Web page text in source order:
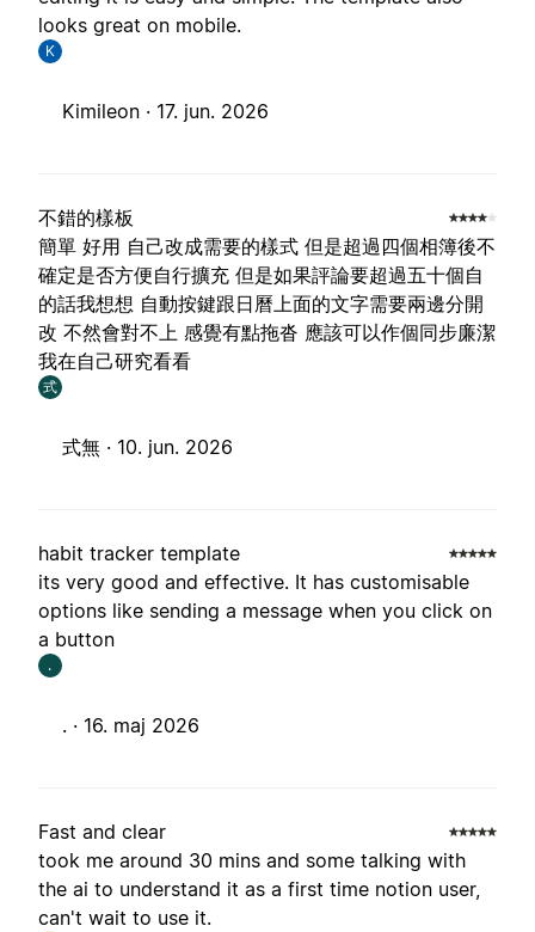
looks great on mobile.
K
Kimileon · 17. jun. 2026
不錯的樣板
簡單 好用 自己改成需要的樣式 但是超過四個相簿後不
確定是否方便自行擴充 但是如果評論要超過五十個自
的話我想想 自動按鍵跟日曆上面的文字需要兩邊分開
改 不然會對不上 感覺有點拖沓 應該可以作個同步廉潔
我在自己研究看看
式
式無 · 10. jun. 2026
habit tracker template
its very good and effective. It has customisable
options like sending a message when you click on
a button
.
. · 16. maj 2026
Fast and clear
took me around 30 mins and some talking with
the ai to understand it as a first time notion user,
can't wait to use it.